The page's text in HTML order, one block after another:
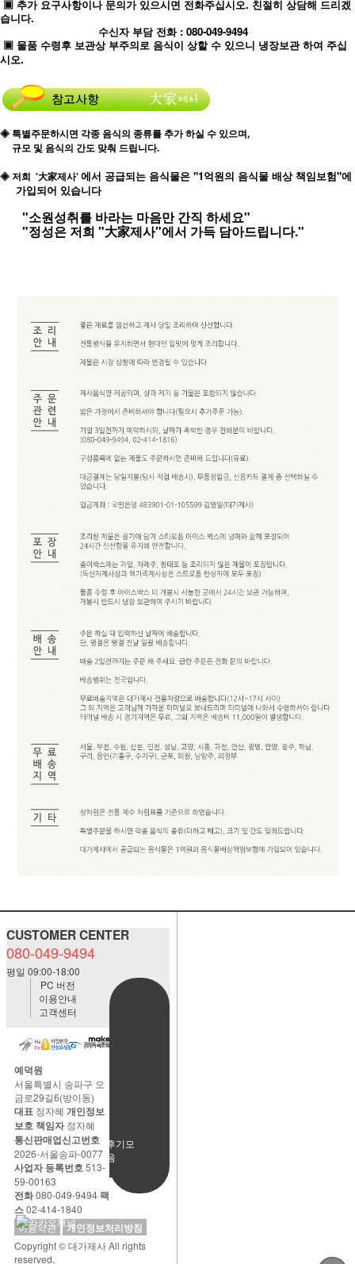
▣ 추가 요구사항이나 문의가 있으시면 전화주십시오. 친절히 상담해 드리겠
습니다.
수신자 부담 전화 : 080-049-9494
▣ 물품 수령후 보관상 부주의로 음식이 상할 수 있으니 냉장보관 하여 주십
시오.
◈ 특별주문하시면 각종 음식의 종류를 추가 하실 수 있으며,
규모 및 음식의 간도 맞춰 드립니다.
◈ 저희 '大家제사'에서 공급되는 음식물은 "1억원의 음식물 배상 책임보험"에
가입되어 있습니다
"소원성취를 바라는 마음만 간직 하세요"
"정성은 저희 "大家제사"에서 가득 담아드립니다."
CUSTOMER CENTER
080-049-9494
평일 09:00-18:00
사용후기모
음
PC 버전
이용안내
고객센터
예덕원
서울특별시 송파구 오
금로29길6(방이동)
대표 정자혜 개인정보
보호 책임자정자혜
통신판매업신고번호
2026-서울송파-0077
사업자 등록번호513-
59-00163
전화080-049-9494팩
스02-414-1840
이용약관
개인정보처리방침
Copyright © 대가제사 All rights
reserved.